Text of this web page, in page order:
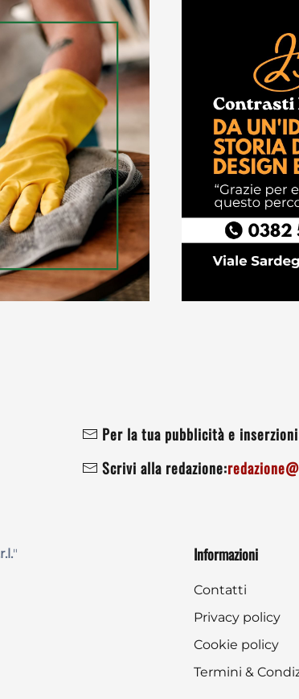
Per la tua pubblicità e
Scrivi alla redazione:
" Informazioni
Contatti
Privacy policy
Cookie policy
Termini &